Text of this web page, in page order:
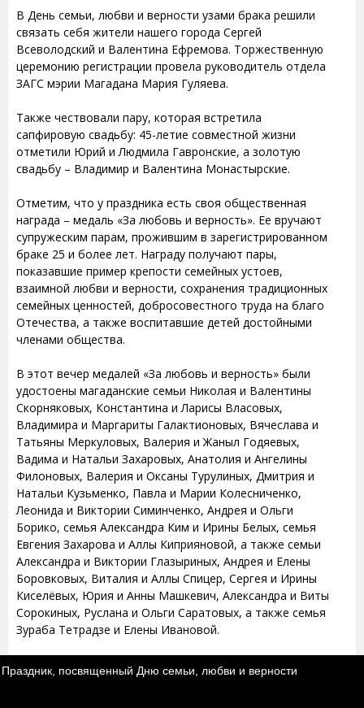
В День семьи, любви и верности узами брака решили
связать себя жители нашего города Сергей
Всеволодский и Валентина Ефремова. Торжественную
церемонию регистрации провела руководитель отдела
ЗАГС мэрии Магадана Мария Гуляева.
Также чествовали пару, которая встретила
сапфировую свадьбу: 45-летие совместной жизни
отметили Юрий и Людмила Гавронские, а золотую
свадьбу – Владимир и Валентина Монастырские.
Отметим, что у праздника есть своя общественная
награда – медаль «За любовь и верность». Ее вручают
супружеским парам, прожившим в зарегистрированном
браке 25 и более лет. Награду получают пары,
показавшие пример крепости семейных устоев,
взаимной любви и верности, сохранения традиционных
семейных ценностей, добросовестного труда на благо
Отечества, а также воспитавшие детей достойными
членами общества.
В этот вечер медалей «За любовь и верность» были
удостоены магаданские семьи Николая и Валентины
Скорняковых, Константина и Ларисы Власовых,
Владимира и Маргариты Галактионовых, Вячеслава и
Татьяны Меркуловых, Валерия и Жаныл Годяевых,
Вадима и Натальи Захаровых, Анатолия и Ангелины
Филоновых, Валерия и Оксаны Турулиных, Дмитрия и
Натальи Кузьменко, Павла и Марии Колесниченко,
Леонида и Виктории Симинченко, Андрея и Ольги
Борико, семья Александра Ким и Ирины Белых, семья
Евгения Захарова и Аллы Киприяновой, а также семьи
Александра и Виктории Глазыриных, Андрея и Елены
Боровковых, Виталия и Аллы Спицер, Сергея и Ирины
Киселёвых, Юрия и Анны Машкевич, Александра и Виты
Сорокиных, Руслана и Ольги Саратовых, а также семья
Зураба Тетрадзе и Елены Ивановой.